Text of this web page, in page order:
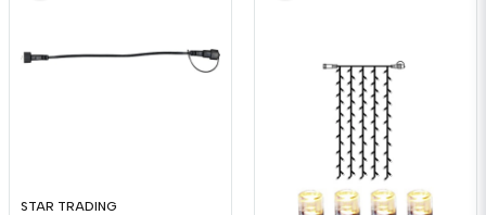
STAR TRADING